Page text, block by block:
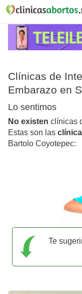
Clínicas de
Embarazo en
Lo sentimos
No existen clínicas
Estas son las
Bartolo Coyotepec:
Te